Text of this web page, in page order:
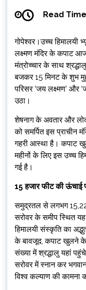
Read
गोपेश्वर।उच्च हिमालयी
लक्ष्मण मंदिर के कपाट
मंत्रोच्चार के साथ
बजकर 15 मिनट के शुभ
परिसर ‘जय लक्ष्मण’ और
उठा।
शेषनाग के अवतार और
को समर्पित इस प्राचीन
गहरी आस्था है। कपाट
महीनों के लिए इस उच्च
गई है।
15 हजार फीट की ऊंचाई
समुद्रतल से लगभग
सरोवर के समीप स्थित यह
हिमालयी संस्कृति का
के बावजूद, कपाट खुलने के
संख्या में श्रद्धालु यहां
सरोवर में स्नान कर
विश्व कल्याण की कामना